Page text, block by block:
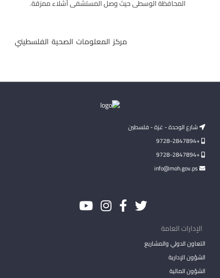
المحافظة الوسطى حيث وصل المستشفى أشلاء ممزقة.
مركز المعلومات الصحية الفلسطيني
شارع الوحدة - غزة - فلسطين
+9728-2847894
+9728-2847894
الإدارات العامة
التعاون الدولي والمشاريع
الشؤون الإدارية
الشؤون المالية